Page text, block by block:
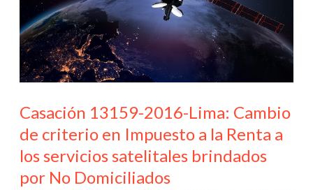
Casación 13159-2016-Lima: Cambio
de criterio en Impuesto a la Renta a
los servicios satelitales brindados
por No Domiciliados
criterio
en
Impuesto
la
Renta
a
los